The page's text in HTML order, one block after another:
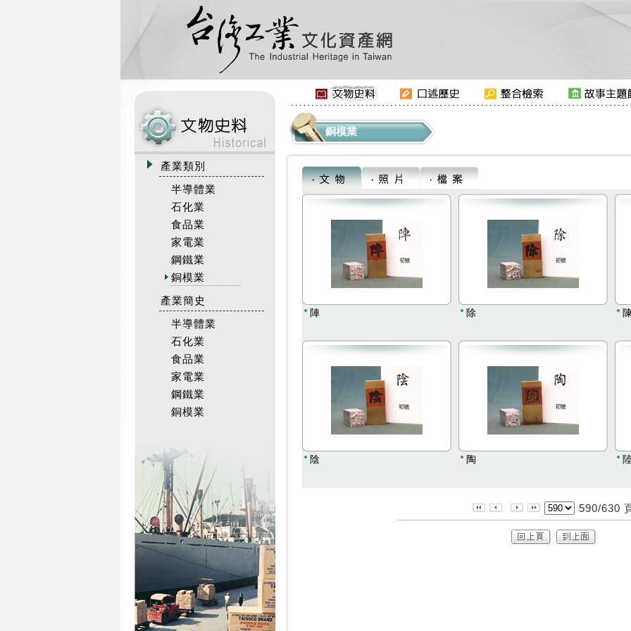
:::
產業類別
半導體業
石化業
食品業
家電業
鋼鐵業
銅模業
產業簡史
半導體業
石化業
食品業
家電業
鋼鐵業
銅模業
銅模業
陣 除
陰 陶
590/630